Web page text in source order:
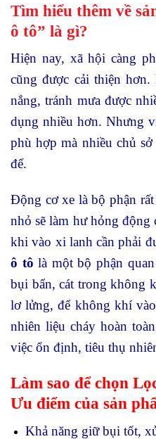
Tìm hiểu thêm về
ô tô” là gì?
Hiện nay, xã hội càng
cũng được cải thiện
nắng, tránh mưa được
dụng nhiều hơn. Nhưng
phù hợp mà nhiều chủ
để.
Động cơ xe là bộ phận
nhỏ sẽ làm hư hỏng
khi vào xi lanh cần phải
ô tô là một bộ phận
bụi bẩn, cát trong không
lơ lửng, để không khí
nhiên liệu cháy hoàn
việc ổn định, tiêu thụ
Làm sao để chọn
Ưu điểm của sản
Khả năng giữ bụi tốt,